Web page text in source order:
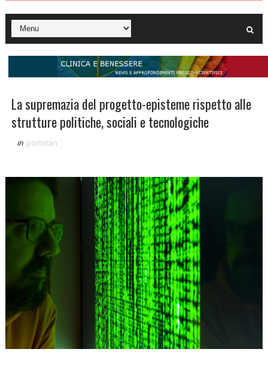
La supremazia del progetto-episteme rispetto alle
strutture politiche, sociali e tecnologiche
in portolan